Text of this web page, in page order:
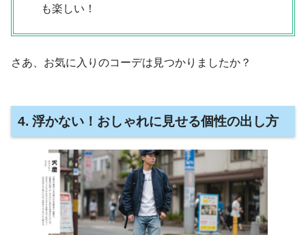
も楽しい！
さあ、お気に入りのコーデは見つかりましたか？
4. 浮かない！おしゃれに見せる個性の出し方